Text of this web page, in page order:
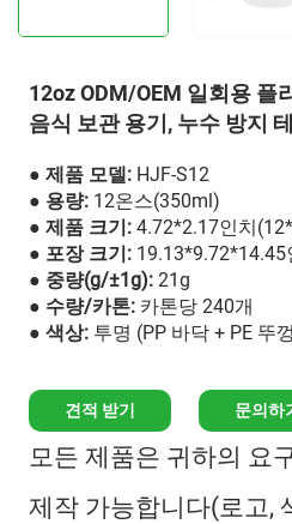
12oz ODM/OEM 일회용 플
음식 보관 용기, 누수 방지
● 제품 모델: HJF-S12
● 용량: 12온스(350ml)
● 제품 크기: 4.72*2.17인치
● 포장 크기:
● 중량(g/±1g): 21g
● 수량/카톤: 카톤당 240개
● 색상: 투명 (PP 바닥 + PE 뚜
견적 받기 문의하
모든 제품은 귀하의 요
제작 가능합니다(로고,